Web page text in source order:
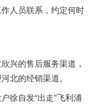
人员联系，约定何时
兴的售后服务渠道，
北的经销渠道。
徐自发“出走”飞利浦